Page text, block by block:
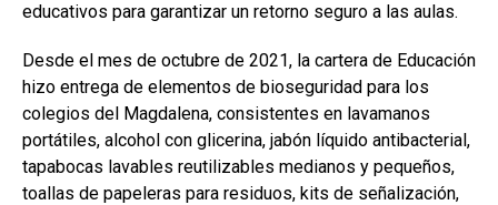
educativos para garantizar un retorno seguro a las aulas.
Desde el mes de octubre de 2021, la cartera de Educación
hizo entrega de elementos de bioseguridad para los
colegios del Magdalena, consistentes en lavamanos
portátiles, alcohol con glicerina, jabón líquido antibacterial,
tapabocas lavables reutilizables medianos y pequeños,
toallas de papeleras para residuos, kits de señalización,